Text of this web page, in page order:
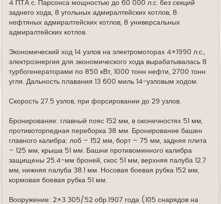
4 ПТА с. Парсонса мощностью до 60 000 л.с. без секций
заднего хода, 8 угольных адмиралтейских котлов, 8
нефтяных адмиралтейских котлов, 8 универсальных
адмиралтейских котлов.
Экономический ход 14 узлов на электромоторах 4×1990 л.с.,
электроэнергия для экономического хода вырабатывалась 8
турбогенераторами по 850 кВт, 1000 тонн нефти, 2700 тонн
угля. Дальность плавания 13 600 миль 14-узловым ходом.
Скорость 27.5 узлов, при форсировании до 29 узлов.
Бронирование: главный пояс 152 мм, в оконечностях 51 мм,
противоторпедная переборка 38 мм. Бронирование башен
главного калибра: лоб – 152 мм, борт – 75 мм, задняя плита
– 125 мм, крыша 51 мм. Башни противоминного калибра
защищены 25.4-мм броней, скос 51 мм, верхняя палуба 12.7
мм, нижняя палуба 38.1 мм. Носовая боевая рубка 152 мм,
кормовая боевая рубка 51 мм.
Вооружение: 2×3 305/52 обр.1907 года (105 снарядов на